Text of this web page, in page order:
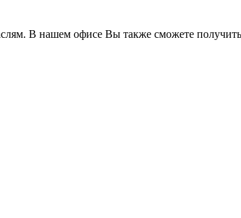
В нашем офисе Вы также сможете